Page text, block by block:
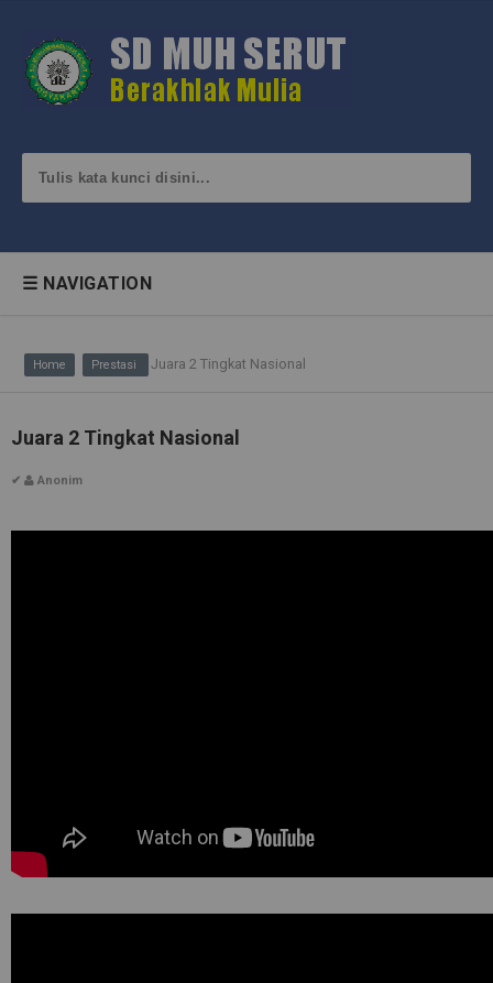
☰ NAVIGATION
Home Prestasi Juara 2 Tingkat Nasional
Juara 2 Tingkat Nasional
✔ Anonim